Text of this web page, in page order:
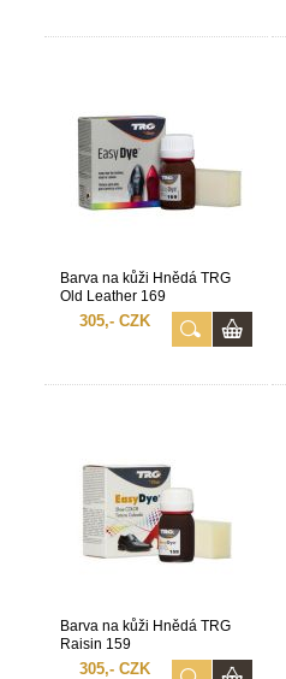
Barva na kůži Hnědá TRG
Old Leather 169
305,- CZK
Barva na kůži Hnědá TRG
Raisin 159
305,- CZK